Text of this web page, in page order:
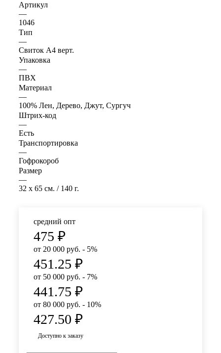
Артикул
—
1046
Тип
—
Свиток А4 верт.
Упаковка
—
ПВХ
Материал
—
100% Лен, Дерево, Джут, Сургуч
Штрих-код
—
Есть
Транспортировка
—
Гофрокороб
Размер
—
32 x 65 см. / 140 г.
средний опт
475 ₽
от 20 000 руб. - 5%
451.25 ₽
от 50 000 руб. - 7%
441.75 ₽
от 80 000 руб. - 10%
427.50 ₽
Доступно к заказу